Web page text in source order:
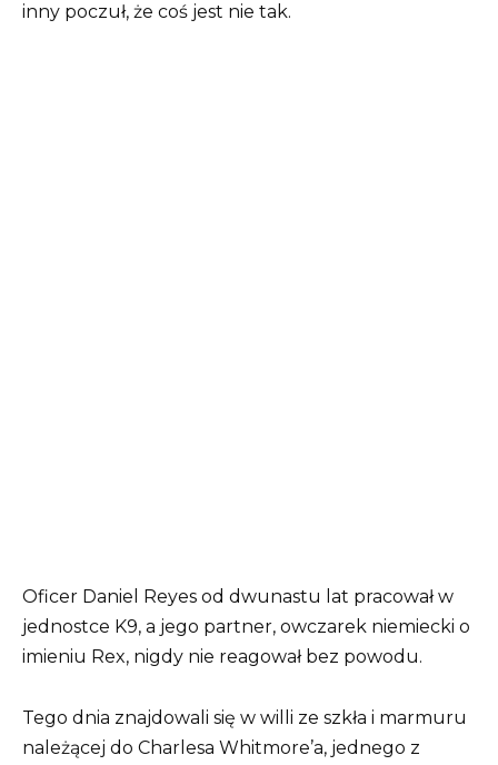
inny poczuł, że coś jest nie tak.
Oficer Daniel Reyes od dwunastu lat pracował w
jednostce K9, a jego partner, owczarek niemiecki o
imieniu Rex, nigdy nie reagował bez powodu.
Tego dnia znajdowali się w willi ze szkła i marmuru
należącej do Charlesa Whitmore’a, jednego z